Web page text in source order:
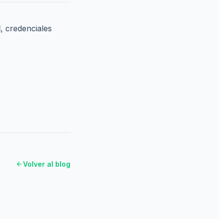
credenciales
arrow_backVolver al blog